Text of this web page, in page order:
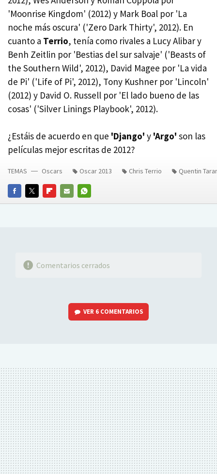
'Moonrise Kingdom' (2012) y Mark Boal por 'La
noche más oscura' ('Zero Dark Thirty', 2012). En
cuanto a Terrio, tenía como rivales a Lucy Alibar y
Benh Zeitlin por 'Bestias del sur salvaje' ('Beasts of
the Southern Wild', 2012), David Magee por 'La vida
de Pi' ('Life of Pi', 2012), Tony Kushner por 'Lincoln'
(2012) y David O. Russell por 'El lado bueno de las
cosas' ('Silver Linings Playbook', 2012).
¿Estáis de acuerdo en que 'Django' y 'Argo' son las
películas mejor escritas de 2012?
FACEBOOKTWITTERFLIPBOARD
E-
WHATSAPP
TEMAS Oscars Oscar 2013 Chris Terrio Quentin
Comentarios cerrados
VER 6 COMENTARIOS